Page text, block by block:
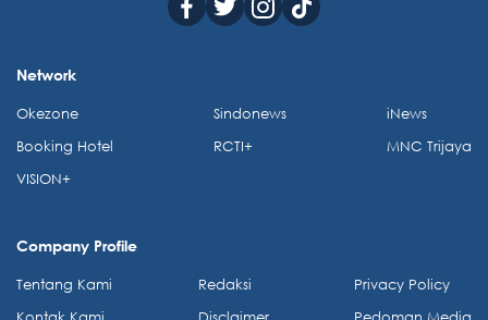
Network
Okezone
Booking Hotel
VISION+
Sindonews
RCTI+
iNews
MNC Trijaya
Company Profile
Tentang Kami
Redaksi
Privacy Policy